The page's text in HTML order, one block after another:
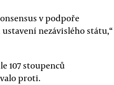
v podpoře
nezávislého státu,“
107 stoupenců
proti.